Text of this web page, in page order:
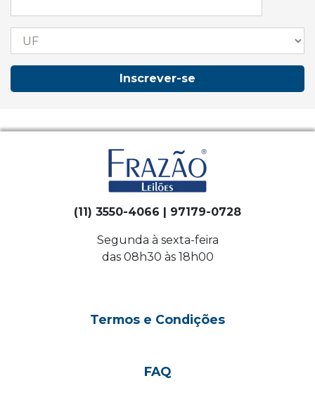
Inscrever-se
(11) 3550-4066 | 97179-0728
Segunda à sexta-feira
das 08h30 às 18h00
Termos e Condições
FAQ